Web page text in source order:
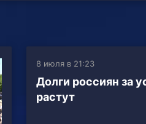
8 июля в 21:23
Долги россиян за
растут